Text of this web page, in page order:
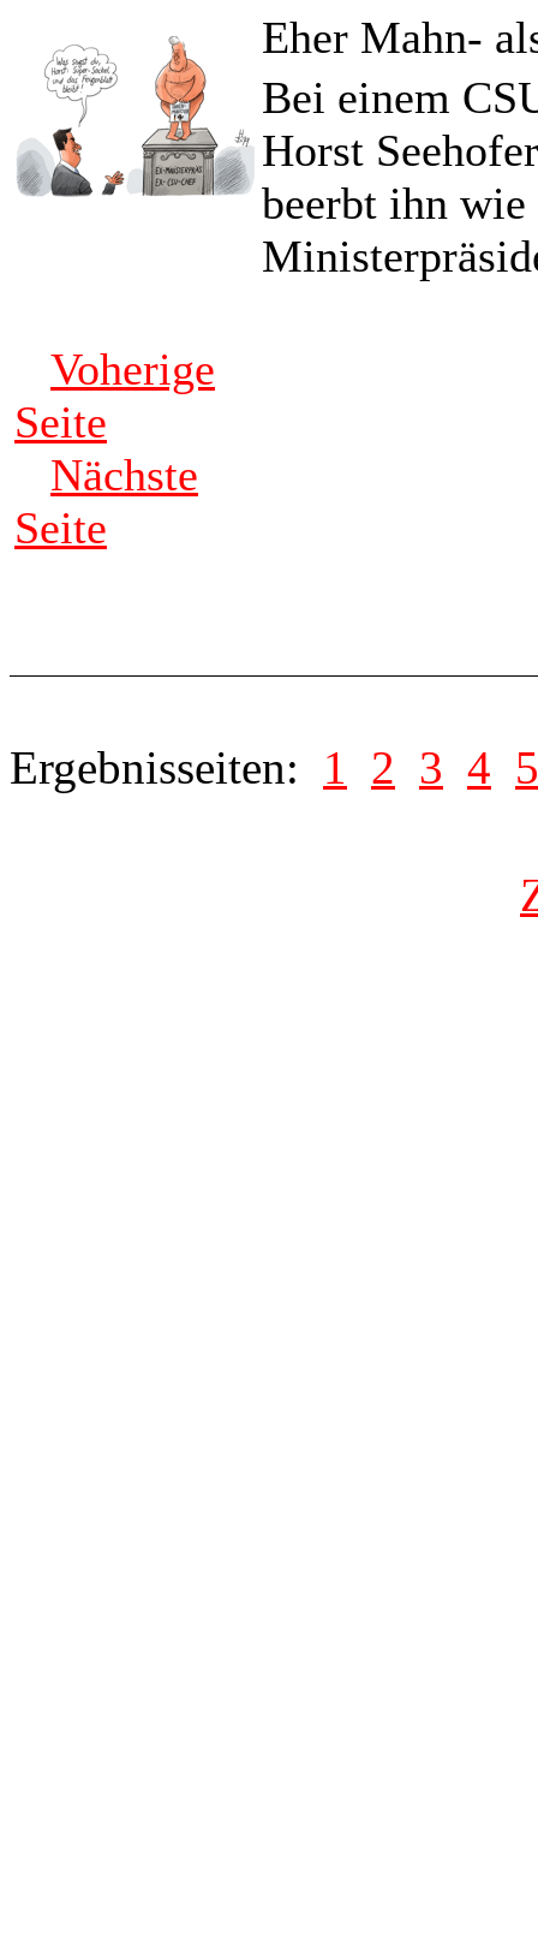
Eher Mahn-
Bei einem
Horst
beerbt ihn
Voherige
Seite
Nächste
Seite
Ergebnisseiten: 1 2 3 4 5